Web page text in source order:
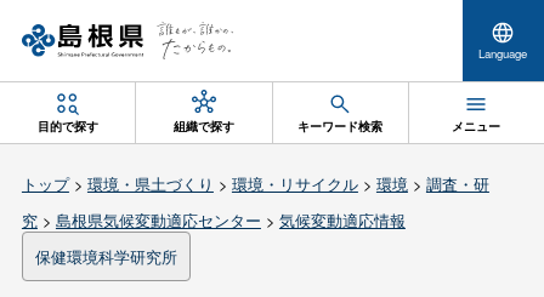
Language
目的で探す 組織で探す キーワード検索 メニュー
トップ> 環境・県土づくり > 環境・リサイクル> 環境> 調査・研
究> 島根県気候変動適応センター > 気候変動適応情報
保健環境科学研究所